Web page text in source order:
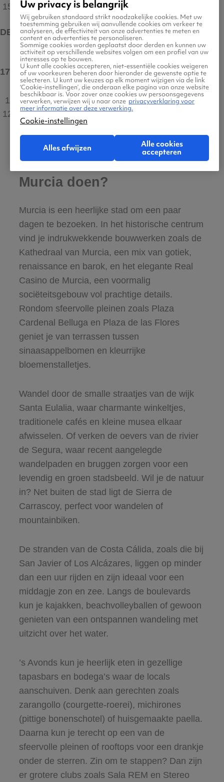
15°C
DEC
17°C max
10 uur
12°C
Wat kun je allemaal in
Murcia doen?
Murcia is een heerlijke stad om een paar
dagen te bezoeken. In het historische centrum
vind je indrukwekkende bouwwerken zoals de
Kathedraal van Murcia, een mix van gotiek,
renaissance en barok, en het elegante Real
Casino de Murcia, een voormalig
sociëteitsgebouw vol prachtige details.
Rondom sfeervolle pleinen zoals Plaza
Cardenal Belluga en Plaza de las Flores
geniet je van terrassen tussen
sinaasappelbomen en kleurrijke
bloemenstalletjes.
Wandel door de smalle straatjes van de wijk
Santa Eulalia, waar charmante winkeltjes,
traditionele cafés en kleine musea elkaar
afwisselen. Of verken de oevers van de rivier
de Segura, waar recent aangelegde
wandelpaden en bruggen zorgen voor een
levendig en groen stadsbeeld. Wil je de natuur
in? Net buiten de stad ligt de Sierra de
Carrascoy, perfect voor wandelen of
mountainbiken.
De stranden van de Costa Cálida, zoals die bij
San Javier of Los Alcázares, liggen op minder
dan een uur rijden en zijn ideaal voor een
middagje zon en zee. Langs de boulevards
kun je kajakken, beachvolleyballen of gewoon
genieten van een ontspannen wandeling met
uitzicht over het water.
’s Avonds kun je heerlijk eten in gezellige
tapasbars en bodega’s waar de locals
aanschuiven. Denk aan gerechten zoals
zarangollo (courgette-roerei), michirones
(pittige bonenschotel) of huisgemaakte paella.
Daarna kun je terecht op een van de
sfeervolle pleinen of rooftops voor een drankje
onder de sterren. Zin om te stappen? Dan zijn
er grotere clubs zoals Sala REM en Stereo
Uw privacy is belangrijk
Wij gebruiken standaard strikt noodzakelijke cookies. Met uw
toestemming gebruiken wij aanvullende cookies om verkeer te
analyseren, de effectiviteit van onze advertenties te meten en
content en advertenties te personaliseren.
Sommige cookies worden geplaatst door derden en kunnen uw
activiteit op verschillende websites volgen om een profiel van uw
interesses op te bouwen.
U kunt alle cookies accepteren, niet-essentiële cookies weigeren
of uw voorkeuren beheren door hieronder de gewenste optie te
selecteren. U kunt uw keuzes op elk moment wijzigen via de link
‘Cookie-instellingen’, die onderaan elke pagina van onze website
beschikbaar is. Voor zover onze cookies uw persoonsgegevens
verwerken, verwijzen wij u naar onze privacyverklaring voor
meer informatie over deze verwerking.
Cookie-instellingen
Alles afwijzen
Alle cookies
accepteren